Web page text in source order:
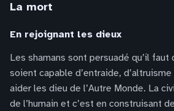
La mort
En rejoignant les dieux
Les shamans sont persuadé qu’il faut
soient capable d’entraide,
aider les dieu de l’Autre Monde. La
de l’humain et c’est en construisant